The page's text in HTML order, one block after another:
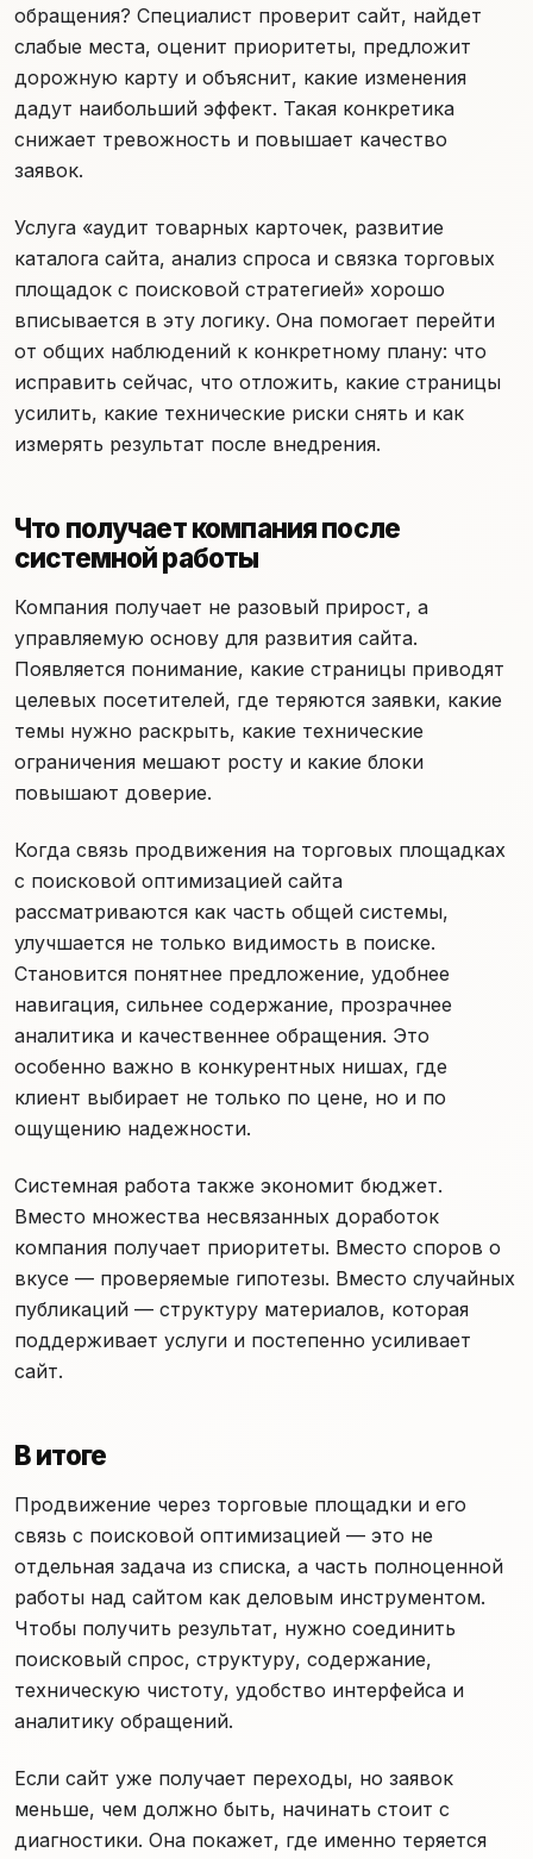
обращения? Специалист проверит сайт, найдет
слабые места, оценит приоритеты, предложит
дорожную карту и объяснит, какие изменения
дадут наибольший эффект. Такая конкретика
снижает тревожность и повышает качество
заявок.
Услуга «аудит товарных карточек, развитие
каталога сайта, анализ спроса и связка торговых
площадок с поисковой стратегией» хорошо
вписывается в эту логику. Она помогает перейти
от общих наблюдений к конкретному плану: что
исправить сейчас, что отложить, какие страницы
усилить, какие технические риски снять и как
измерять результат после внедрения.
Что получает компания после
системной работы
Компания получает не разовый прирост, а
управляемую основу для развития сайта.
Появляется понимание, какие страницы приводят
целевых посетителей, где теряются заявки, какие
темы нужно раскрыть, какие технические
ограничения мешают росту и какие блоки
повышают доверие.
Когда связь продвижения на торговых площадках
с поисковой оптимизацией сайта
рассматриваются как часть общей системы,
улучшается не только видимость в поиске.
Становится понятнее предложение, удобнее
навигация, сильнее содержание, прозрачнее
аналитика и качественнее обращения. Это
особенно важно в конкурентных нишах, где
клиент выбирает не только по цене, но и по
ощущению надежности.
Системная работа также экономит бюджет.
Вместо множества несвязанных доработок
компания получает приоритеты. Вместо споров о
вкусе — проверяемые гипотезы. Вместо случайных
публикаций — структуру материалов, которая
поддерживает услуги и постепенно усиливает
сайт.
В итоге
Продвижение через торговые площадки и его
связь с поисковой оптимизацией — это не
отдельная задача из списка, а часть полноценной
работы над сайтом как деловым инструментом.
Чтобы получить результат, нужно соединить
поисковый спрос, структуру, содержание,
техническую чистоту, удобство интерфейса и
аналитику обращений.
Если сайт уже получает переходы, но заявок
меньше, чем должно быть, начинать стоит с
диагностики. Она покажет, где именно теряется